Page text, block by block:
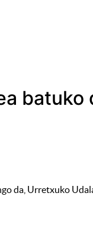
batuko
da, Urretxuko